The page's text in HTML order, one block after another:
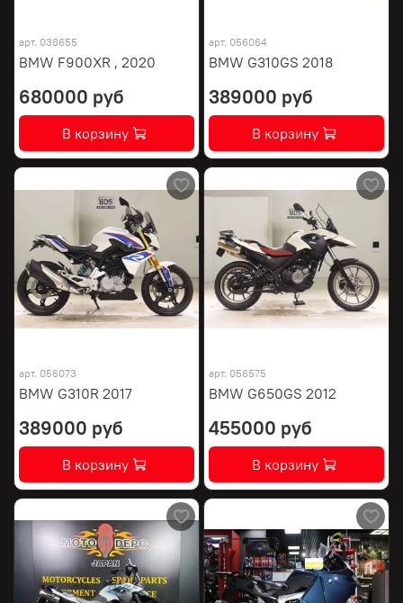
арт. 038655
BMW F900XR , 2020
680000 руб
В корзину
арт. 056064
BMW G310GS 2018
389000 руб
В корзину
арт. 056073
BMW G310R 2017
389000 руб
В корзину
арт. 056575
BMW G650GS 2012
455000 руб
В корзину